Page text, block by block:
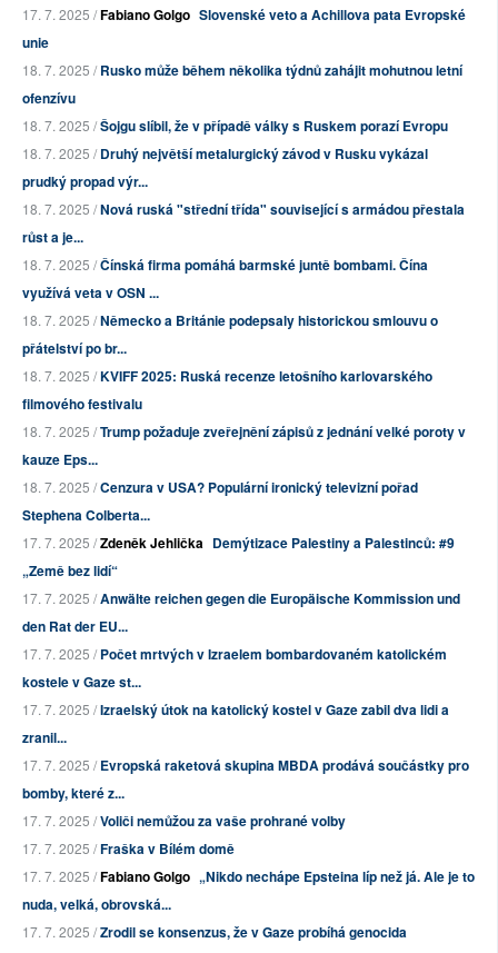
17. 7. 2025 /Fabiano Golgo Slovenské veto a Achillova pata Evropské
unie
18. 7. 2025 /Rusko může během několika týdnů zahájit mohutnou letní
ofenzívu
18. 7. 2025 /Šojgu slíbil, že v případě války s Ruskem porazí Evropu
18. 7. 2025 /Druhý největší metalurgický závod v Rusku vykázal
prudký propad výr...
18. 7. 2025 /Nová ruská "střední třída" související s armádou přestala
růst a je...
18. 7. 2025 /Čínská firma pomáhá barmské juntě bombami. Čína
využívá veta v OSN ...
18. 7. 2025 /Německo a Británie podepsaly historickou smlouvu o
přátelství po br...
18. 7. 2025 /KVIFF 2025: Ruská recenze letošního karlovarského
filmového festivalu
18. 7. 2025 /Trump požaduje zveřejnění zápisů z jednání velké poroty v
kauze Eps...
18. 7. 2025 /Cenzura v USA? Populární ironický televizní pořad
Stephena Colberta...
17. 7. 2025 /Zdeněk Jehlička Demýtizace Palestiny a Palestinců: #9
„Země bez lidí“
17. 7. 2025 /Anwälte reichen gegen die Europäische Kommission und
den Rat der EU...
17. 7. 2025 /Počet mrtvých v Izraelem bombardovaném katolickém
kostele v Gaze st...
17. 7. 2025 /Izraelský útok na katolický kostel v Gaze zabil dva lidi a
zranil...
17. 7. 2025 /Evropská raketová skupina MBDA prodává součástky pro
bomby, které z...
17. 7. 2025 /Voliči nemůžou za vaše prohrané volby
17. 7. 2025 /Fraška v Bílém domě
17. 7. 2025 /Fabiano Golgo „Nikdo nechápe Epsteina líp než já. Ale je to
nuda, velká, obrovská...
17. 7. 2025 /Zrodil se konsenzus, že v Gaze probíhá genocida